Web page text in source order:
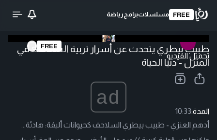
FREE مسلسلاتبرامج رياضة
تحميل الفيديو
FREE
طبيب بيطري يتحدث عن أسرار تربية السلاحف في
المنزل - دنيا الحياة
ad
المدة:10:33
أدهم العنزي - طبيب بيطري السلاحف كحيوانات أليفة: هادئة...